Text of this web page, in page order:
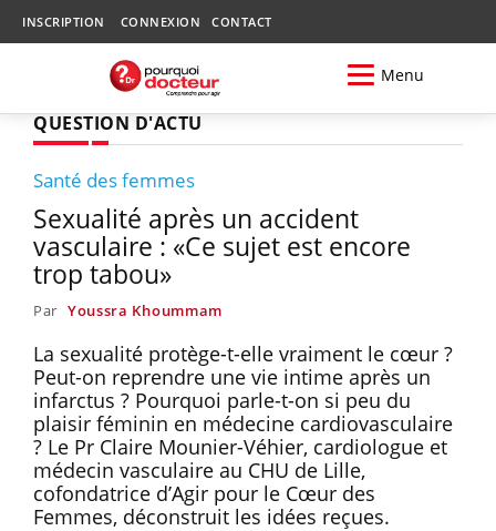
INSCRIPTION CONNEXION CONTACT
Menu
QUESTION D'ACTU
Santé des femmes
Sexualité après un accident
vasculaire : «Ce sujet est encore
trop tabou»
Par Youssra Khoummam
La sexualité protège-t-elle vraiment le cœur ?
Peut-on reprendre une vie intime après un
infarctus ? Pourquoi parle-t-on si peu du
plaisir féminin en médecine cardiovasculaire
? Le Pr Claire Mounier-Véhier, cardiologue et
médecin vasculaire au CHU de Lille,
cofondatrice d’Agir pour le Cœur des
Femmes, déconstruit les idées reçues.